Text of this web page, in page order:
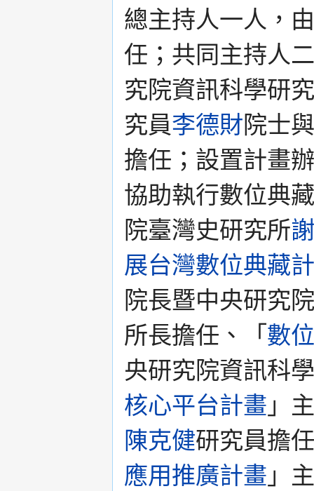
總主持人一人，由
任；共同主持人
究院資訊科學研
究員李德財院士
擔任；設置計畫
協助執行數位典
院臺灣史研究所
展台灣數位典藏
院長暨中央研究
所長擔任、「 數
央研究院資訊科
核心平台計畫 」
陳克健研究員擔
應用推廣計畫 」